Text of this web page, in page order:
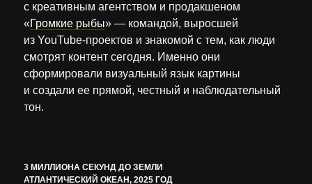
с креативным агентством и продакшеном
«Громкие рыбы» — командой, выросшей
из YouTube-проектов и знакомой с тем, как люди
смотрят контент сегодня. Именно они
сформировали визуальный язык картины
и создали ее прямой, честный и наблюдательный
тон.
3 МИЛЛИОНА СЕКУНД ДО ЗЕМЛИ
АТЛАНТИЧЕСКИЙ ОКЕАН, 2025 ГОД